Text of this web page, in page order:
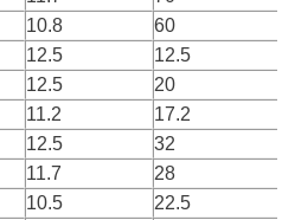
10.8
60
12.5
12.5
12.5
20
11.2
17.2
12.5
32
11.7
28
10.5
22.5